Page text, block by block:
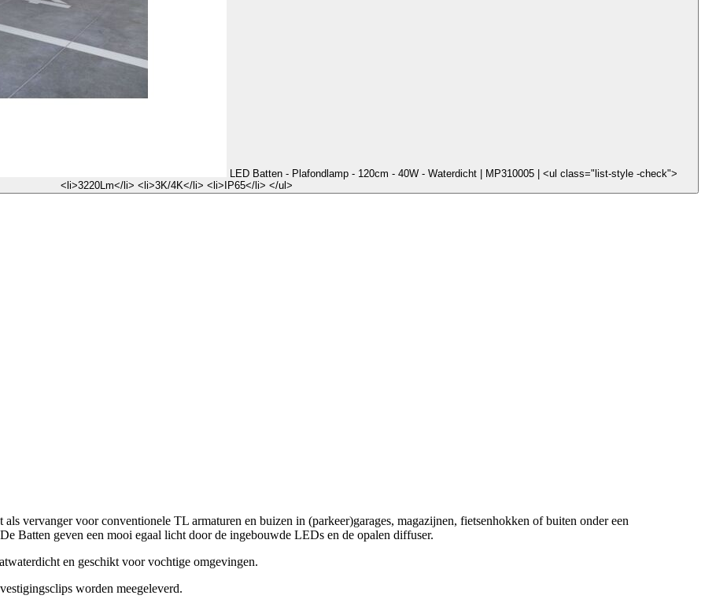
LED Batten - Plafondlamp - 120cm - 40W - Waterdicht | MP310005 | <ul class="list-style -check">
<li>3220Lm</li> <li>3K/4K</li> <li>IP65</li> </ul>
vervanger voor conventionele TL armaturen en buizen in (parkeer)garages, magazijnen, fietsenhokken of buiten onder een
Batten geven een mooi egaal licht door de ingebouwde LEDs en de opalen diffuser.
en geschikt voor vochtige omgevingen.
worden meegeleverd.